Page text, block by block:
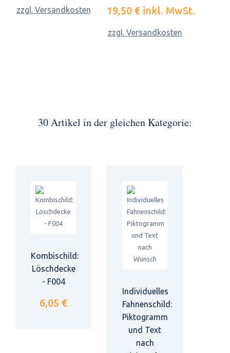
zzgl. Versandkosten 19,50 € inkl. MwSt.
zzgl. Versandkosten
30 Artikel in der gleichen Kategorie:
Kombischild:
Löschdecke
- F004
6,05 €
Individuelles
Fahnenschild:
Piktogramm
und Text
nach